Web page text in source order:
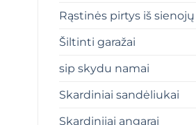
Rąstinės pirtys iš sienojų
Šiltinti garažai
sip skydu namai
Skardiniai sandėliukai
Skardiniiai angarai